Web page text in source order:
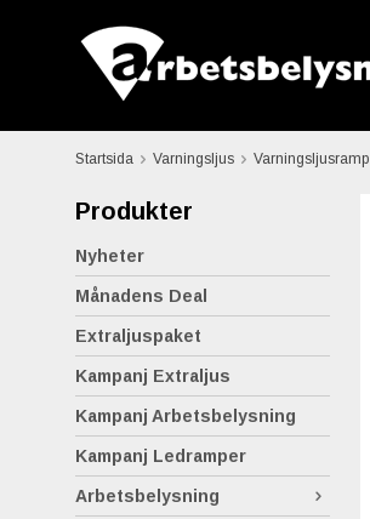
Startsida Varningsljus Varningsljusramp
Produkter
Nyheter
Månadens Deal
Extraljuspaket
Kampanj Extraljus
Kampanj Arbetsbelysning
Kampanj Ledramper
Arbetsbelysning